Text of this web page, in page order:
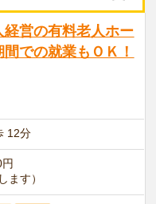
経営の有料老人ホー
での就業もＯＫ！
12分
ます）